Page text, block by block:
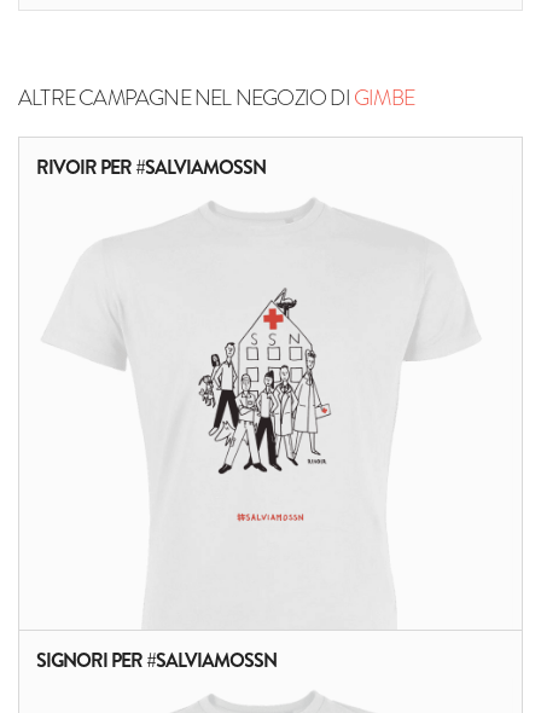
ALTRE CAMPAGNE NEL NEGOZIO DIGIMBE
RIVOIR PER #SALVIAMOSSN
SIGNORI PER #SALVIAMOSSN